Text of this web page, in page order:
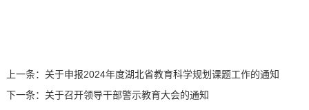
上一条： 关于申报2024年度湖北省教育科学规划课题工作的通知
下一条： 关于召开领导干部警示教育大会的通知